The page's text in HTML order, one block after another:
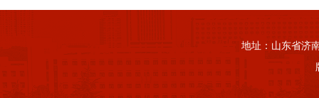
地址：山东省济